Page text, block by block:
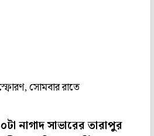
সোমবার রাতে
নাগাদ সাভারের তারাপুর